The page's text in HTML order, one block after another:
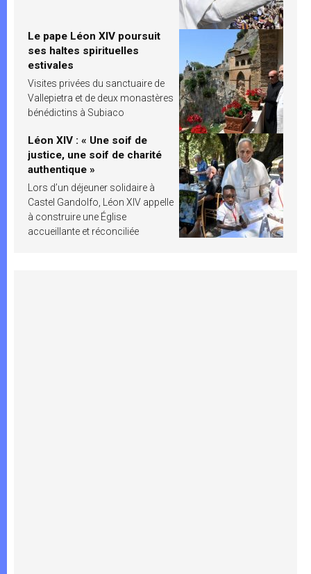
Le pape Léon XIV poursuit
ses haltes spirituelles
estivales
Visites privées du sanctuaire de
Vallepietra et de deux monastères
bénédictins à Subiaco
Léon XIV : « Une soif de
justice, une soif de charité
authentique »
Lors d’un déjeuner solidaire à
Castel Gandolfo, Léon XIV appelle
à construire une Église
accueillante et réconciliée